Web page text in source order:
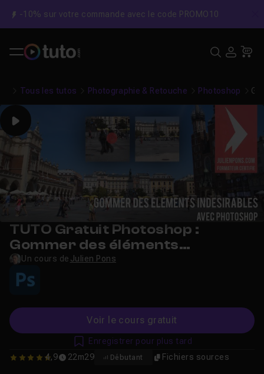
-10% sur votre commande avec le code PROMO10
Tous les tutos Photographie & Retouche Photoshop
Play
TUTO Gratuit Photoshop :
Gommer des éléments
indésirables
Un cours de Julien Pons
Voir le cours gratuit
4.8666666666667
4,9 22m29 Débutant Fichiers sources
Enregistrer pour plus tard